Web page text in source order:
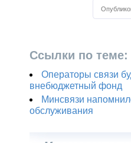
Ссылки по теме:
Операторы связи
внебюджетный фонд
Минсвязи
обслуживания